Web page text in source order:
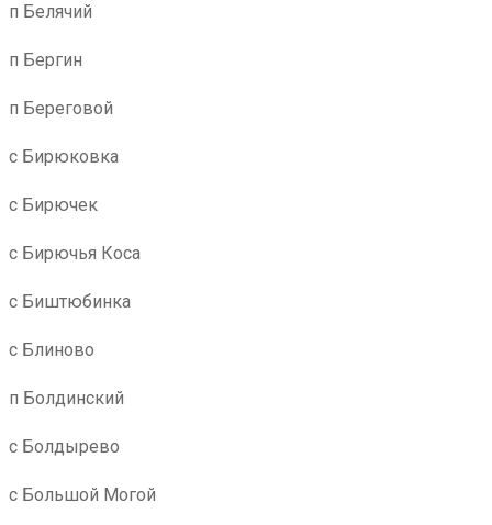
п Белячий
п Бергин
п Береговой
с Бирюковка
с Бирючек
с Бирючья Коса
с Биштюбинка
с Блиново
п Болдинский
с Болдырево
с Большой Могой